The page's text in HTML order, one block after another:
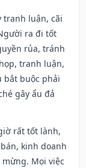
tranh luận, cãi
ra đi tốt
rủa, tránh
tranh luận,
bắt buộc phải
gây ẩu đả
rất tốt lành,
kinh doanh
Mọi việc